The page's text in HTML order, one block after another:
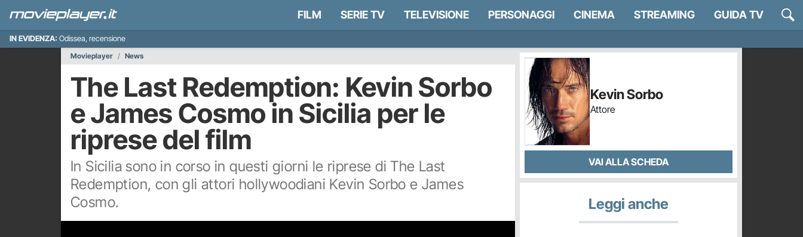
FILM SERIE TV TELEVISIONE PERSONAGGI CINEMA STREAMING GUIDA TV
IN EVIDENZA: Odissea, recensione
Movieplayer
News
The Last Redemption: Kevin Sorbo
e James Cosmo in Sicilia per le
riprese del film
In Sicilia sono in corso in questi giorni le riprese di The Last
Redemption, con gli attori hollywoodiani Kevin Sorbo e James
Cosmo.
Kevin Sorbo
Attore
VAI ALLA SCHEDA
Leggi anche